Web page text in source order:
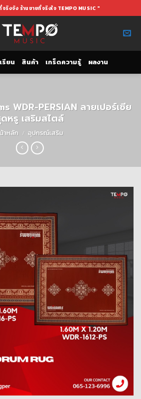
ริงจัง ร้านขายที่จริงใจ TEMPO MUSIC "
รียน สินค้า เกร็ดความรู้ ผลงาน
WDR-PERSIAN ลายเปอร์เซีย
หรู เสริมสไตล์
าหลัก / อุปกรณ์เสริม